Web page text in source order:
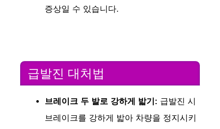
증상일 수 있습니다​​.
급발진 대처법
브레이크 두 발로 강하게 밟기: 급발진 시
브레이크를 강하게 밟아 차량을 정지시키